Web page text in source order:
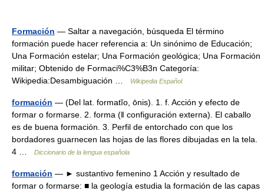
Formación — Saltar a navegación, búsqueda El término
formación puede hacer referencia a: Un sinónimo de Educación;
Una Formación estelar; Una Formación geológica; Una Formación
militar; Obtenido de Formaci%C3%B3n Categoría:
Wikipedia:Desambiguación …
Wikipedia Español
formación — (Del lat. formatĭo, ōnis). 1. f. Acción y efecto de
formar o formarse. 2. forma (ǁ configuración externa). El caballo
es de buena formación. 3. Perfil de entorchado con que los
bordadores guarnecen las hojas de las flores dibujadas en la tela.
4 …
Diccionario de la lengua española
formación — ► sustantivo femenino 1 Acción y resultado de
formar o formarse: ■ la geología estudia la formación de las capas